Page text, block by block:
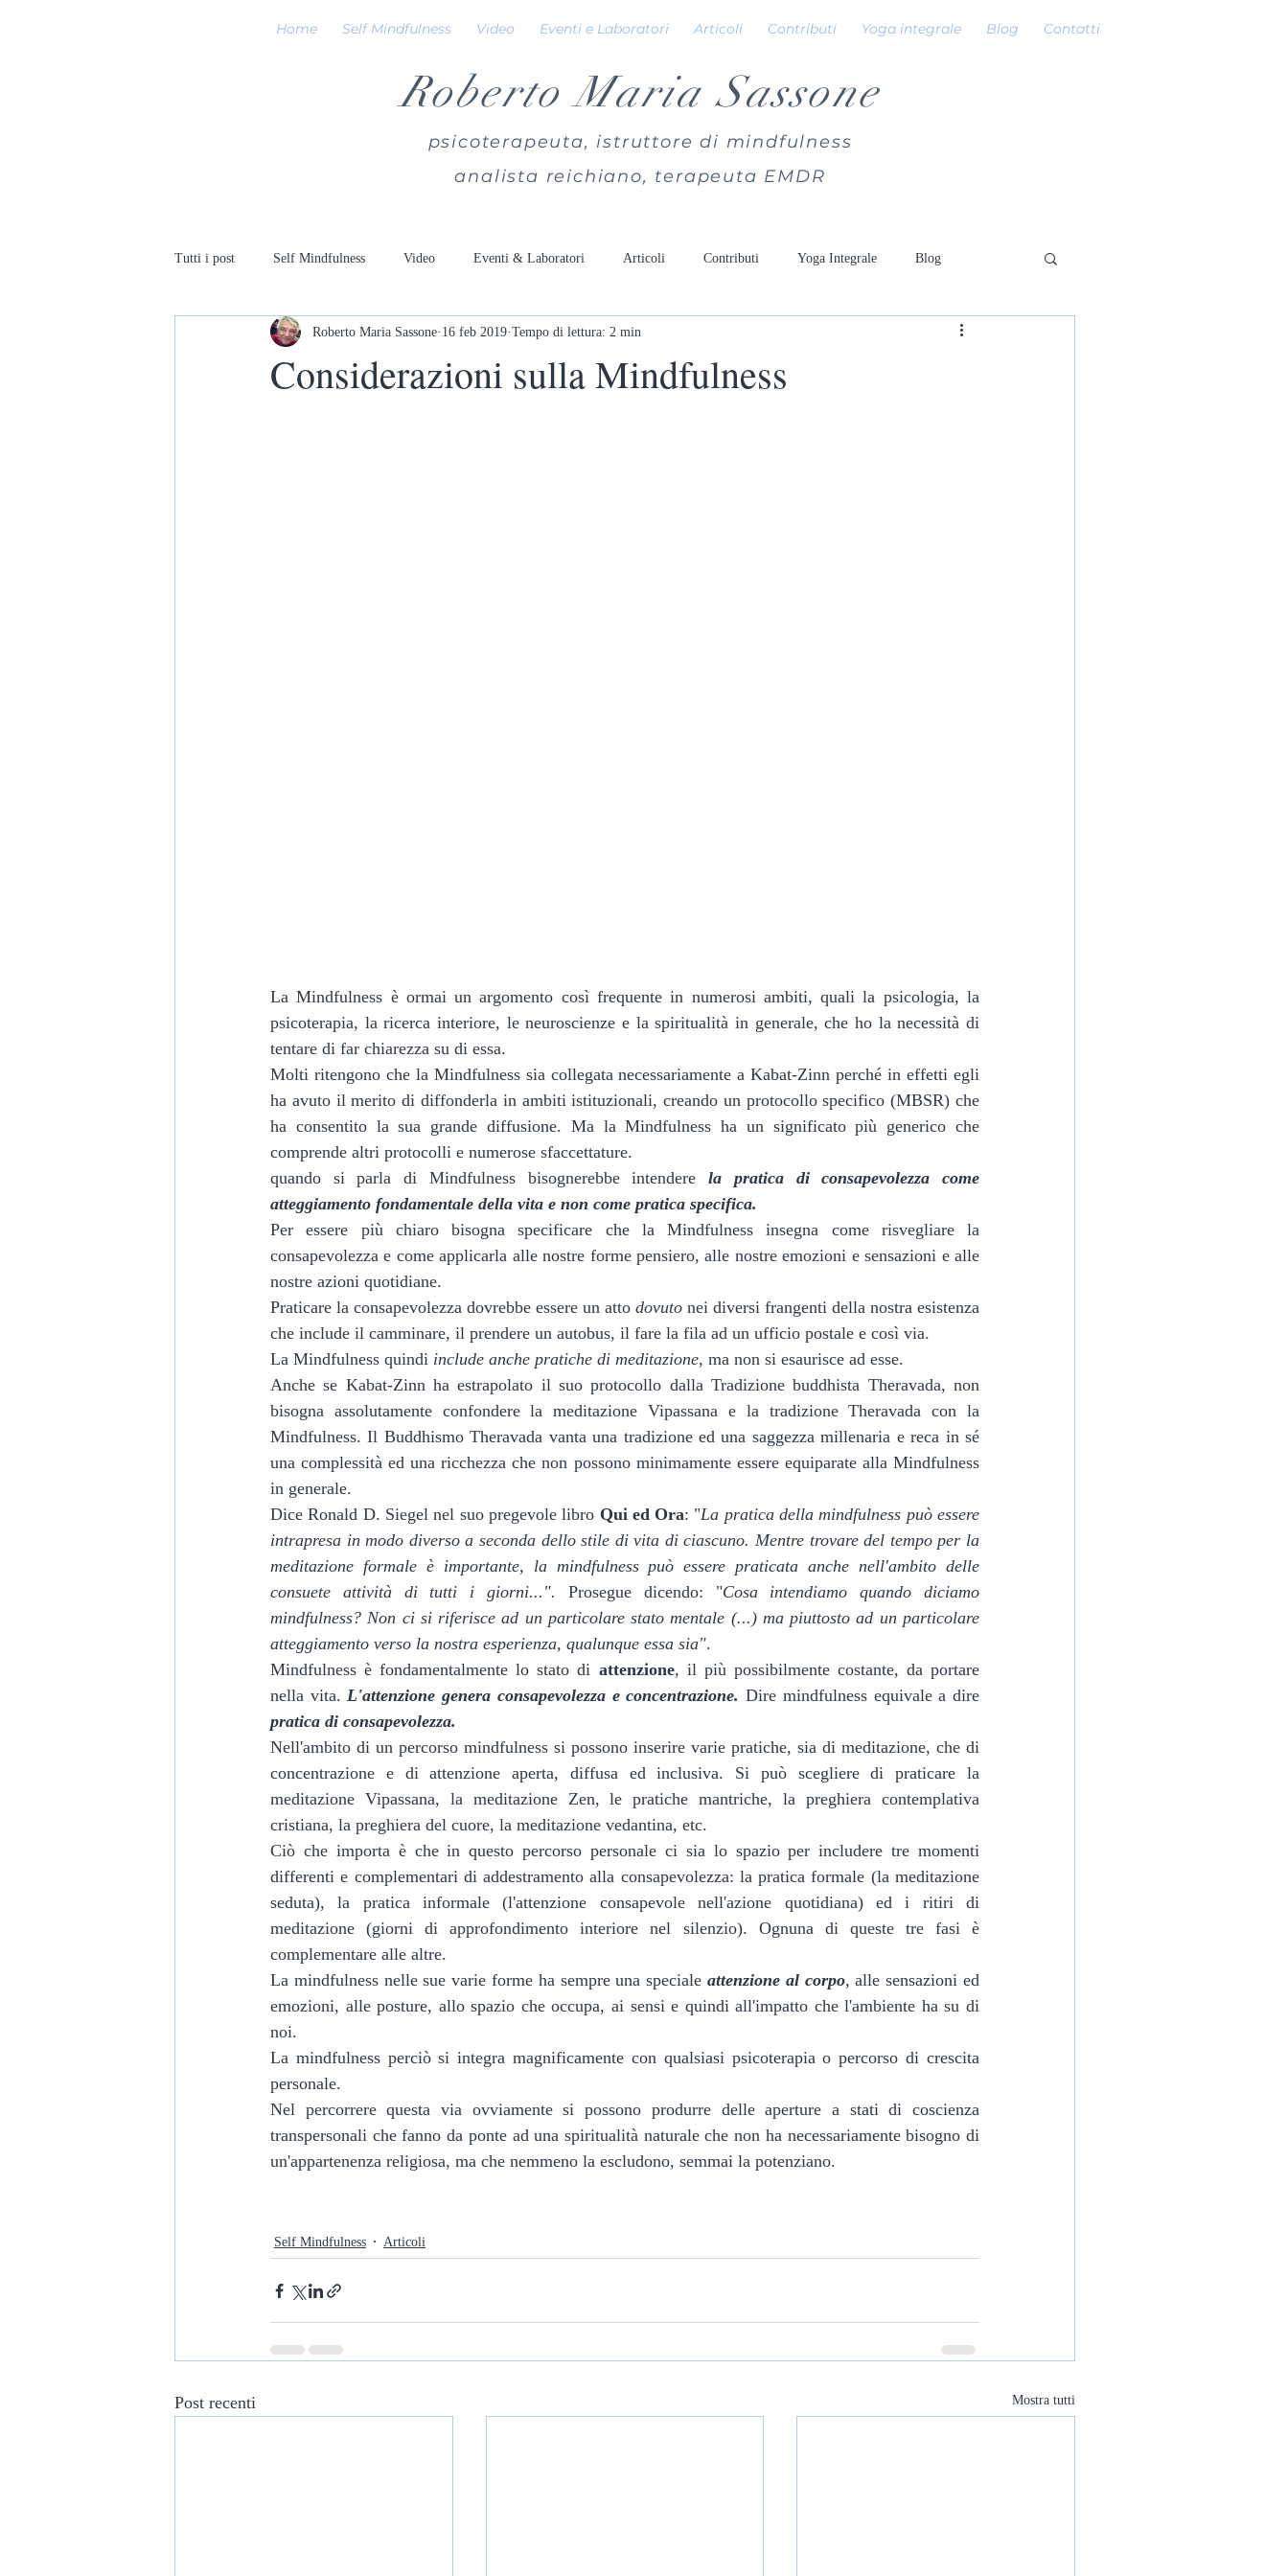
Home Self Mindfulness Video Eventi e Laboratori Articoli Contributi Yoga integrale Blog Contatti
Roberto Maria Sassone
psicoterapeuta, istruttore di mindfulness
analista reichiano, terapeuta EMDR
Tutti i post Self Mindfulness Video Eventi & Laboratori Articoli Contributi Yoga Integrale Blog
Considerazioni sulla Mindfulness
Roberto Maria Sassone 16 feb 2019 Tempo di lettura: 2 min
La Mindfulness è ormai un argomento così frequente in numerosi ambiti, quali la psicologia, la
psicoterapia, la ricerca interiore, le neuroscienze e la spiritualità in generale, che ho la necessità di
tentare di far chiarezza su di essa.
Molti ritengono che la Mindfulness sia collegata necessariamente a Kabat-Zinn perché in effetti egli
ha avuto il merito di diffonderla in ambiti istituzionali, creando un protocollo specifico (MBSR) che
ha consentito la sua grande diffusione. Ma la Mindfulness ha un significato più generico che
comprende altri protocolli e numerose sfaccettature.
quando si parla di Mindfulness bisognerebbe intendere la pratica di consapevolezza come
atteggiamento fondamentale della vita e non come pratica specifica.
Per essere più chiaro bisogna specificare che la Mindfulness insegna come risvegliare la
consapevolezza e come applicarla alle nostre forme pensiero, alle nostre emozioni e sensazioni e alle
nostre azioni quotidiane.
Praticare la consapevolezza dovrebbe essere un atto dovuto nei diversi frangenti della nostra esistenza
che include il camminare, il prendere un autobus, il fare la fila ad un ufficio postale e così via.
La Mindfulness quindi include anche pratiche di meditazione, ma non si esaurisce ad esse.
Anche se Kabat-Zinn ha estrapolato il suo protocollo dalla Tradizione buddhista Theravada, non
bisogna assolutamente confondere la meditazione Vipassana e la tradizione Theravada con la
Mindfulness. Il Buddhismo Theravada vanta una tradizione ed una saggezza millenaria e reca in sé
una complessità ed una ricchezza che non possono minimamente essere equiparate alla Mindfulness
in generale.
Dice Ronald D. Siegel nel suo pregevole libro Qui ed Ora: "La pratica della mindfulness può essere
intrapresa in modo diverso a seconda dello stile di vita di ciascuno. Mentre trovare del tempo per la
meditazione formale è importante, la mindfulness può essere praticata anche nell'ambito delle
consuete attività di tutti i giorni...". Prosegue dicendo: "Cosa intendiamo quando diciamo
mindfulness? Non ci si riferisce ad un particolare stato mentale (...) ma piuttosto ad un particolare
atteggiamento verso la nostra esperienza, qualunque essa sia".
Mindfulness è fondamentalmente lo stato di attenzione, il più possibilmente costante, da portare
nella vita. L'attenzione genera consapevolezza e concentrazione.
pratica di consapevolezza.
Nell'ambito di un percorso mindfulness si possono inserire varie pratiche, sia di meditazione, che di
concentrazione e di attenzione aperta, diffusa ed inclusiva. Si può scegliere di praticare la
meditazione Vipassana, la meditazione Zen, le pratiche mantriche, la preghiera contemplativa
cristiana, la preghiera del cuore, la meditazione vedantina, etc.
Ciò che importa è che in questo percorso personale ci sia lo spazio per includere tre momenti
differenti e complementari di addestramento alla consapevolezza: la pratica formale (la meditazione
seduta), la pratica informale (l'attenzione consapevole nell'azione quotidiana) ed i ritiri di
meditazione (giorni di approfondimento interiore nel silenzio). Ognuna di queste tre fasi è
complementare alle altre.
La mindfulness nelle sue varie forme ha sempre una speciale attenzione al corpo, alle sensazioni ed
emozioni, alle posture, allo spazio che occupa, ai sensi e quindi all'impatto che l'ambiente ha su di
noi.
La mindfulness perciò si integra magnificamente con qualsiasi psicoterapia o percorso di crescita
personale.
Nel percorrere questa via ovviamente si possono produrre delle aperture a stati di coscienza
transpersonali che fanno da ponte ad una spiritualità naturale che non ha necessariamente bisogno di
un'appartenenza religiosa, ma che nemmeno la escludono, semmai la potenziano.
Self Mindfulness Articoli
Post recenti Mostra tutti